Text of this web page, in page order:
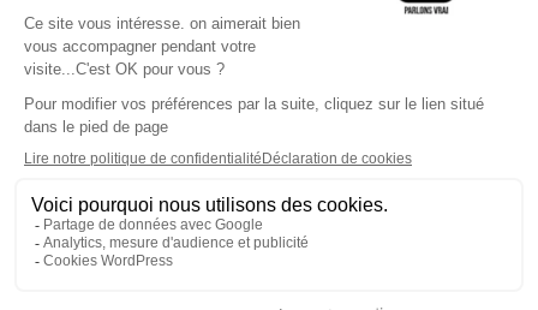
L'application Iphone / Android
Téléchargez l'application
Les cookies
Gestion des cookies
Crédit photos : ©Sud Radio / Pierre Olivier